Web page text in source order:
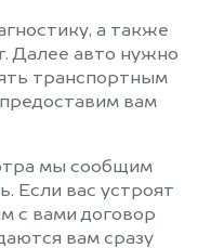
а также
Далее авто нужно
транспортным
вам
мы сообщим
Если вас устроят
с вами договор
вам сразу